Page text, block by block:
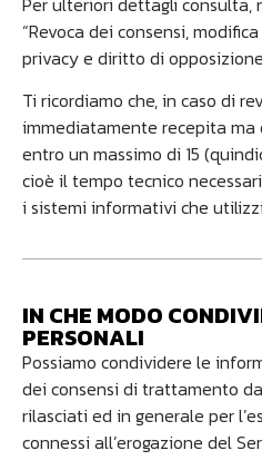
“Revoca dei consensi,
privacy e diritto di
Ti ricordiamo che, in caso di
immediatamente recepita
entro un massimo di 15
cioè il tempo tecnico
i sistemi informativi che
IN CHE MODO
PERSONALI
Possiamo condividere le
dei consensi di trattamento
rilasciati ed in generale per
connessi all’erogazione del